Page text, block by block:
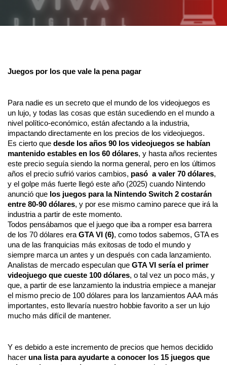
Juegos por los que vale la pena pagar
Para nadie es un secreto que el mundo de los videojuegos es
un lujo, y todas las cosas que están sucediendo en el mundo a
nivel político-económico, están afectando a la industria,
impactando directamente en los precios de los videojuegos.
Es cierto que desde los años 90 los videojuegos se habían
mantenido estables en los 60 dólares, y hasta años recientes
este precio seguía siendo la norma general, pero en los últimos
años el precio sufrió varios cambios, pasó  a valer 70 dólares,
y el golpe más fuerte llegó este año (2025) cuando Nintendo
anunció que los juegos para la Nintendo Switch 2 costarán
entre 80-90 dólares, y por ese mismo camino parece que irá la
industria a partir de este momento.
Todos pensábamos que el juego que iba a romper esa barrera
de los 70 dólares era GTA VI (6), como todos sabemos, GTA es
una de las franquicias más exitosas de todo el mundo y
siempre marca un antes y un después con cada lanzamiento.
Analistas de mercado especulan que GTA VI sería el primer
videojuego que cueste 100 dólares, o tal vez un poco más, y
que, a partir de ese lanzamiento la industria empiece a manejar
el mismo precio de 100 dólares para los lanzamientos AAA más
importantes, esto llevaría nuestro hobbie favorito a ser un lujo
mucho más difícil de mantener.
Y es debido a este incremento de precios que hemos decidido
hacer una lista para ayudarte a conocer los 15 juegos que